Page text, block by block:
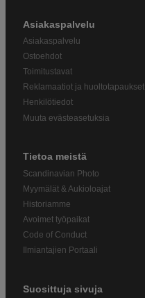
Asiakaspalvelu
Asiakaspalvelu
Ostoehdot
Toimitustavat
Reklamaatiot ja huoltotapaukset
Henkilötiedot
Muuta evästeasetuksia
Tietoa meistä
Scandinavian Photo
Myymälät & Aukioloajat
Historiamme
Avoimet työpaikat
Code of Conduct
Ilmiantajien Portaali
Suosittuja sivuja